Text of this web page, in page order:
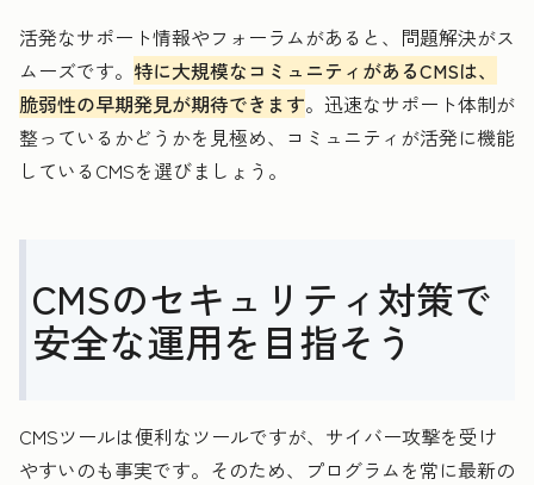
活発なサポート情報やフォーラムがあると、問題解決がス
ムーズです。 特に大規模なコミュニティがあるCMSは、
脆弱性の早期発見が期待できます。迅速なサポート体制が
整っているかどうかを見極め、コミュニティが活発に機能
しているCMSを選びましょう。
CMSのセキュリティ対策で
安全な運用を目指そう
CMSツールは便利なツールですが、サイバー攻撃を受け
やすいのも事実です。そのため、プログラムを常に最新の